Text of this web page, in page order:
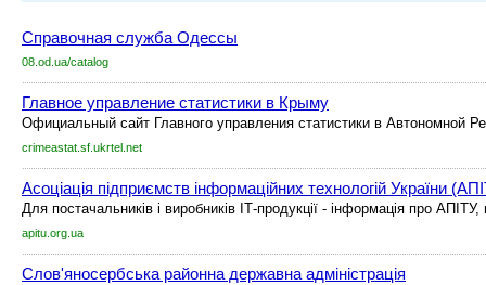
Справочная служба Одессы
08.od.ua/catalog
Главное управление статистики в Крыму
Официальный сайт Главного управления статистики в Автономной
crimeastat.sf.ukrtel.net
Асоціація підприємств інформаційних технологій України
Для постачальників і виробників ІТ-продукції - інформація про
apitu.org.ua
Слов'яносербська районна державна адміністрація